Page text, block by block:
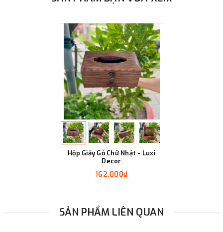
Hộp Giấy Gỗ Chữ Nhật - Luxi
Decor
162.000₫
SẢN PHẨM LIÊN QUAN